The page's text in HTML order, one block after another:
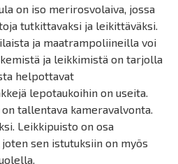
on iso merirosvolaiva, jossa
tutkittavaksi ja leikittäväksi.
ja maatrampoliineilla voi
ja leikkimistä on tarjolla
helpottavat
lepotaukoihin on useita.
tallentava kameravalvonta.
Leikkipuisto on osa
sen istutuksiin on myös